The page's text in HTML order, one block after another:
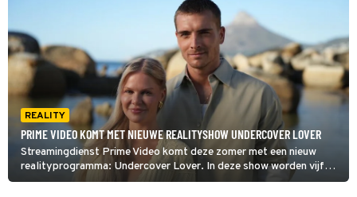
REALITY
PRIME VIDEO KOMT MET NIEUWE REALITYSHOW UNDERCOVER LOVER
Streamingdienst Prime Video komt deze zomer met een nieuw
realityprogramma: Undercover Lover. In deze show worden vijf
koppels getest op vertrouwen, verleiding en eerlijkheid.